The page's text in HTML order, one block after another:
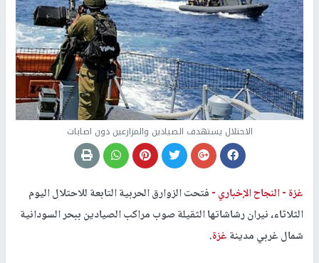
الاحتلال يستهدف الصيادين والمزارعين دون اصابات
غزة -النجاح الإخباري -فتحت الزوارق الحربية التابعة للاحتلال اليوم
الثلاثاء، نيران رشاشاتها الثقيلة صوب مراكب الصيادين ببحر السودانية
شمال غربي مدينةغزة.